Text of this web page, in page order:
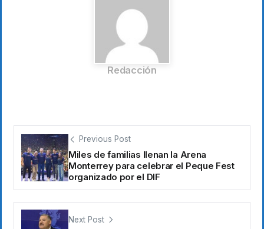
Redacción
Previous Post
Miles de familias llenan la Arena
Monterrey para celebrar el Peque Fest
organizado por el DIF
Next Post